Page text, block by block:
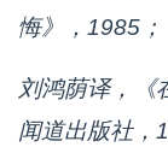
悔》，1985；
刘鸿荫译，《
闻道出版社，